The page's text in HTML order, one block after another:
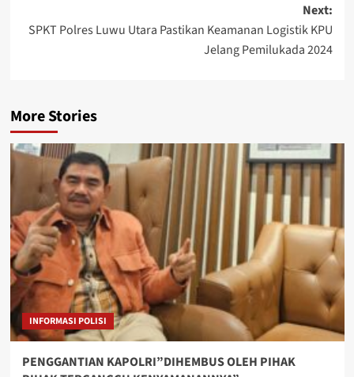
Next:
SPKT Polres Luwu Utara Pastikan Keamanan Logistik KPU
Jelang Pemilukada 2024
More Stories
INFORMASI POLISI
PENGGANTIAN KAPOLRI”DIHEMBUS OLEH PIHAK